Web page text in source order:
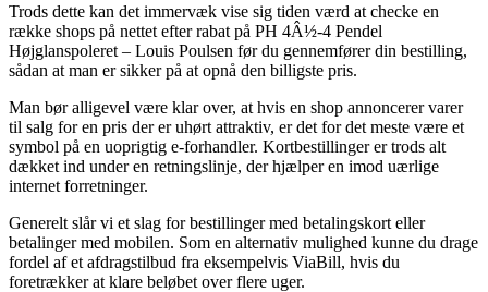
Trods dette kan det immervæk vise sig tiden værd at checke en
række shops på nettet efter rabat på PH 4Â½-4 Pendel
Højglanspoleret – Louis Poulsen før du gennemfører din bestilling,
sådan at man er sikker på at opnå den billigste pris.
Man bør alligevel være klar over, at hvis en shop annoncerer varer
til salg for en pris der er uhørt attraktiv, er det for det meste være et
symbol på en uoprigtig e-forhandler. Kortbestillinger er trods alt
dækket ind under en retningslinje, der hjælper en imod uærlige
internet forretninger.
Generelt slår vi et slag for bestillinger med betalingskort eller
betalinger med mobilen. Som en alternativ mulighed kunne du drage
fordel af et afdragstilbud fra eksempelvis ViaBill, hvis du
foretrækker at klare beløbet over flere uger.